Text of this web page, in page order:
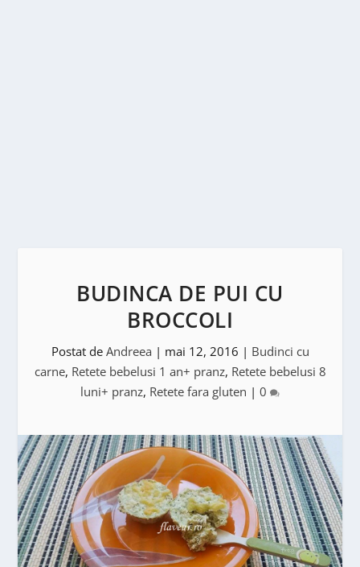
BUDINCA DE PUI CU
BROCCOLI
Postat de Andreea | mai 12, 2016 | Budinci cu
carne, Retete bebelusi 1 an+ pranz, Retete bebelusi 8
luni+ pranz, Retete fara gluten | 0